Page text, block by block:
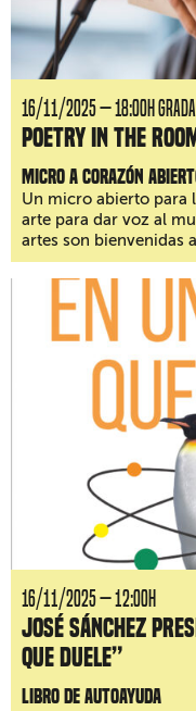
16/11/2025 — 18:00H GRADA
Poetry in the
Micro a corazón
Un micro abierto para
arte para dar voz al
artes son bienvenidas
16/11/2025 — 12:00H
José Sánchez
que duele”
libro de autoayuda